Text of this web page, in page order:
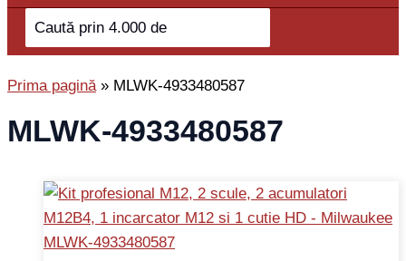
Search
for:
Prima pagină» MLWK-4933480587
MLWK-4933480587